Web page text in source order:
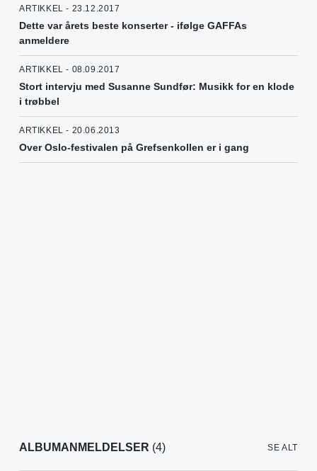
ARTIKKEL - 23.12.2017
Dette var årets beste konserter - ifølge GAFFAs
anmeldere
ARTIKKEL - 08.09.2017
Stort intervju med Susanne Sundfør: Musikk for en klode
i trøbbel
ARTIKKEL - 20.06.2013
Over Oslo-festivalen på Grefsenkollen er i gang
ALBUMANMELDELSER (4) SE ALT